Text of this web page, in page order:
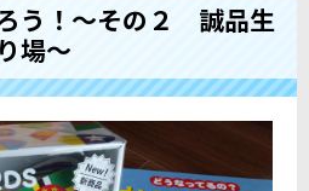
う！～その２ 誠品生
場～